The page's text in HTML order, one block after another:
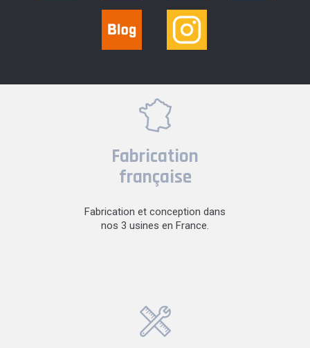
Fabrication
française
Fabrication et conception dans
nos 3 usines en France.